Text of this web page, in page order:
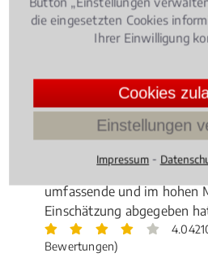
Schwerstkranke Patienten
Krankenkasse unter
die Kostenübernahme für
verlangen – nach einem
nur dann, wenn enn der
umfassende und im hohen
Einschätzung abgegeben
Bewertungen)
die eingesetzten Cookies
Ihrer Einwilligung
Cookies
Einstellungen
Impressum ⁃